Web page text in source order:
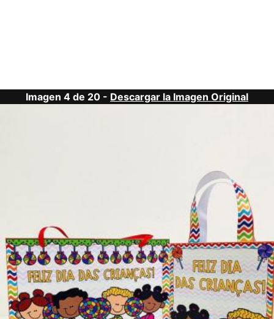
Imagen 4 de 20 - Descargar la Imagen Original